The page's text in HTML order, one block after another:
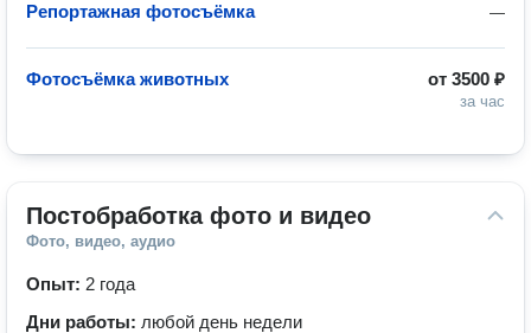
—
Репортажная фотосъёмка
от 3500 ₽
за час
Фотосъёмка животных
Постобработка фото и видео
Фото, видео, аудио
Опыт: 2 года
Дни работы: любой день недели